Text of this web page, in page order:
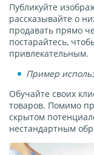
Публикуйте
рассказывайте о
продавать прямо
постарайтесь,
привлекательным.
Пример
Обучайте своих
товаров. Помимо
скрытом
нестандартным